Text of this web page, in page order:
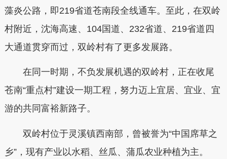
藻炎公路，即219省道苍南段全线通车。至此，在双岭
村附近，沈海高速、104国道、232省道、219省道四
大通道贯穿而过，双岭村有了更多发展路。
在同一时期，不负发展机遇的双岭村，正在收尾
苍南“重点村”建设一期工程，努力迈上宜居、宜业、宜
游的共同富裕新路子。
双岭村位于灵溪镇西南部，曾被誉为“中国席草之
乡”，现有产业以水稻、丝瓜、蒲瓜农业种植为主。